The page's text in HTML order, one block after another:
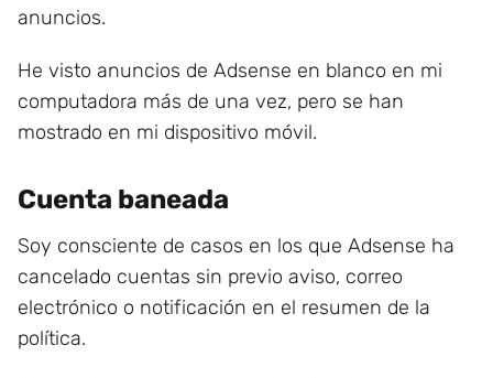
anuncios.
He visto anuncios de Adsense en blanco en mi
computadora más de una vez, pero se han
mostrado en mi dispositivo móvil.
Cuenta baneada
Soy consciente de casos en los que Adsense ha
cancelado cuentas sin previo aviso, correo
electrónico o notificación en el resumen de la
política.